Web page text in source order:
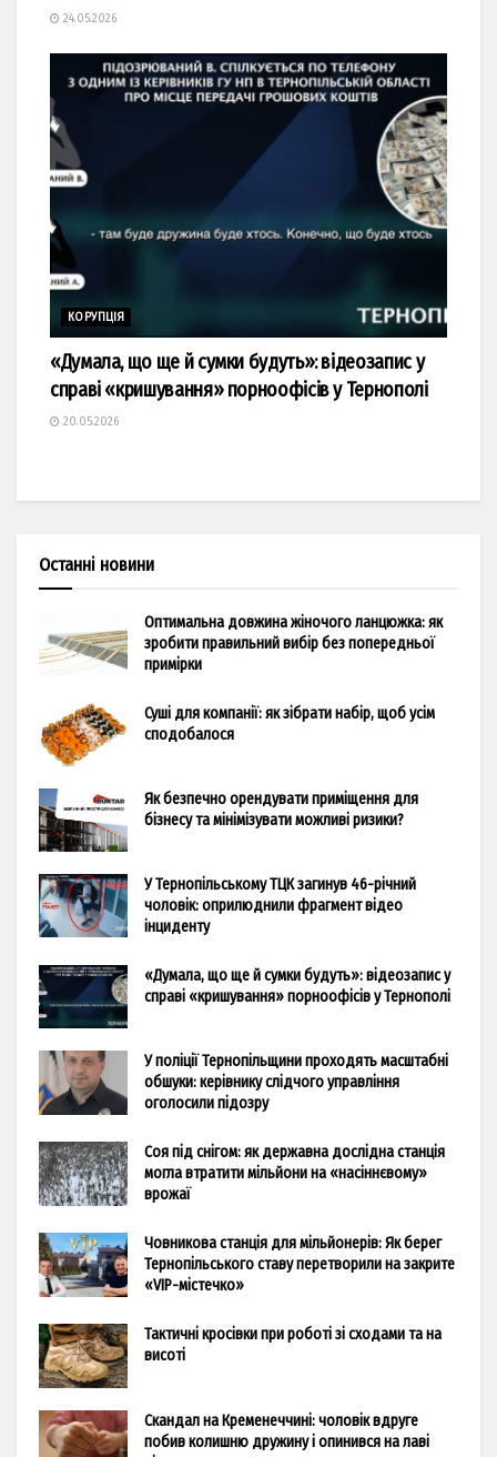
24.05.2026
КОРУПЦІЯ
«Думала, що ще й сумки будуть»: відеозапис у
справі «кришування» порноофісів у Тернополі
20.05.2026
Останні новини
Оптимальна довжина жіночого ланцюжка: як
зробити правильний вибір без попередньої
примірки
Суші для компанії: як зібрати набір, щоб усім
сподобалося
Як безпечно орендувати приміщення для
бізнесу та мінімізувати можливі ризики?
У Тернопільському ТЦК загинув 46-річний
чоловік: оприлюднили фрагмент відео
інциденту
«Думала, що ще й сумки будуть»: відеозапис у
справі «кришування» порноофісів у Тернополі
У поліції Тернопільщини проходять масштабні
обшуки: керівнику слідчого управління
оголосили підозру
Соя під снігом: як державна дослідна станція
могла втратити мільйони на «насіннєвому»
врожаї
Човникова станція для мільйонерів: Як берег
Тернопільського ставу перетворили на закрите
«VIP-містечко»
Тактичні кросівки при роботі зі сходами та на
висоті
Скандал на Кременеччині: чоловік вдруге
побив колишню дружину і опинився на лаві